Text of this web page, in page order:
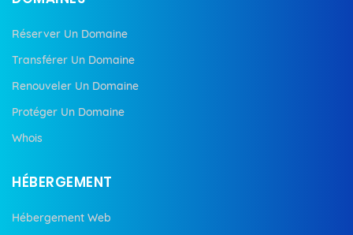
Réserver Un Domaine
Transférer Un Domaine
Renouveler Un Domaine
Protéger Un Domaine
Whois
HÉBERGEMENT
Hébergement Web